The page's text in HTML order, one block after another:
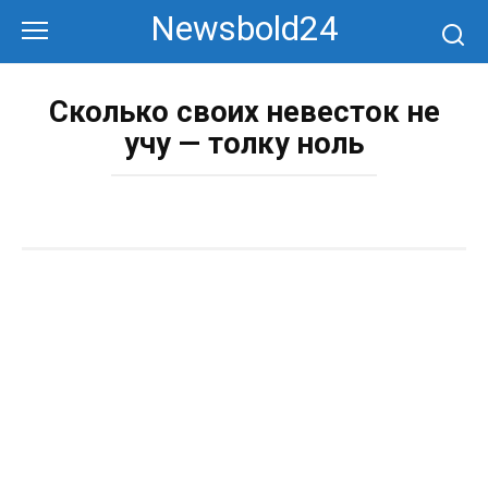
контенту
Newsbold24
Сколько своих невесток не
учу — толку ноль